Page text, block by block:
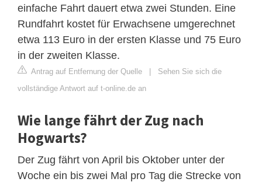
einfache Fahrt dauert etwa zwei Stunden. Eine
Rundfahrt kostet für Erwachsene umgerechnet
etwa 113 Euro in der ersten Klasse und 75 Euro
in der zweiten Klasse.
Antrag auf Entfernung der Quelle | Sehen Sie sich die
vollständige Antwort auf t-online.de an
Wie lange fährt der Zug nach
Hogwarts?
Der Zug fährt von April bis Oktober unter der
Woche ein bis zwei Mal pro Tag die Strecke von